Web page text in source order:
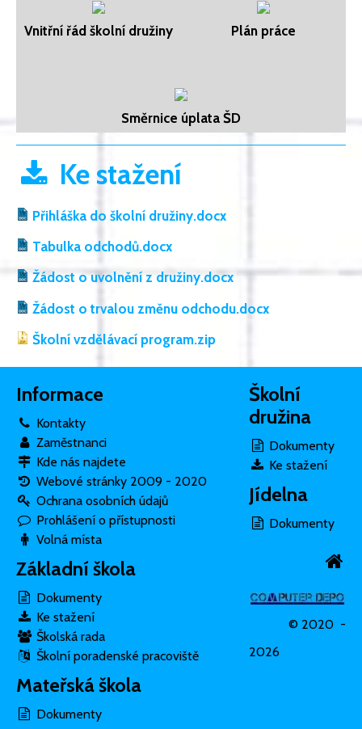
Vnitřní řád školní družiny Plán práce
Směrnice úplata ŠD
Ke stažení
Přihláška do školní družiny.docx
Tabulka odchodů.docx
Žádost o uvolnění z družiny.docx
Žádost o trvalou změnu odchodu.docx
Školní vzdělávací program.zip
Informace
Kontakty
Zaměstnanci
Kde nás najdete
Webové stránky 2009 - 2020
Ochrana osobních údajů
Prohlášení o přístupnosti
Volná místa
Základní škola
Dokumenty
Ke stažení
Školská rada
Školní poradenské pracoviště
Mateřská škola
Dokumenty
Školní
družina
Dokumenty
Ke stažení
Jídelna
Dokumenty
© 2020 -
2026